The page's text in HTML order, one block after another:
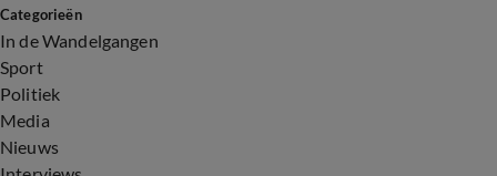
Categorieën
In de Wandelgangen
Sport
Politiek
Media
Nieuws